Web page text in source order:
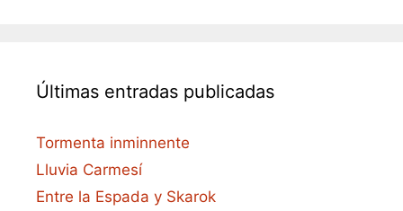
Últimas entradas publicadas
Tormenta inminnente
Lluvia Carmesí
Entre la Espada y Skarok